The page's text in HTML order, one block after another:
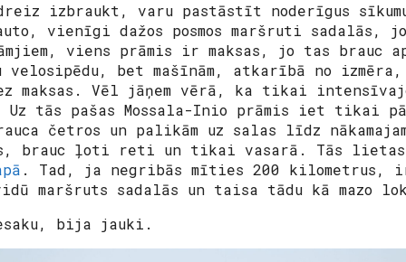
izbraukt, varu pastāstīt noderīgus
vienīgi dažos posmos maršruti
viens prāmis ir maksas, jo tas brauc
velosipēdu, bet mašīnām, atkarībā no
Vēl jāņem vērā, ka tikai
Uz tās pašas Mossala-Inio prāmis iet tikai
četros un palikām uz salas līdz
brauc ļoti reti un tikai vasarā. Tās lietas
. Tad, ja negribās mīties 200 kilometrus,
maršruts sadalās un taisa tādu kā mazo
bija jauki.